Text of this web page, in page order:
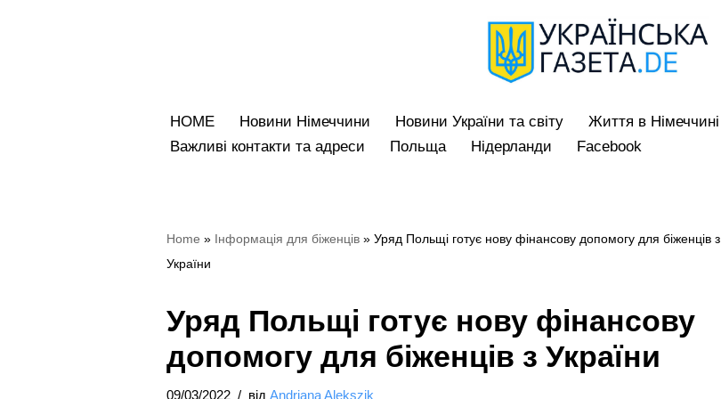
HOME
Новини Німеччини Hовини України та світу Життя в Німеччині
Bажливі контакти та адреси
Польща Нідерланди Facebook
Home » Iнформація для біженців » Уряд Польщі готує нову фінансову допомогу для біженців з
України
Уряд Польщі готує нову фінансову
допомогу для біженців з України
09/03/2022 від Andriana Alekszik